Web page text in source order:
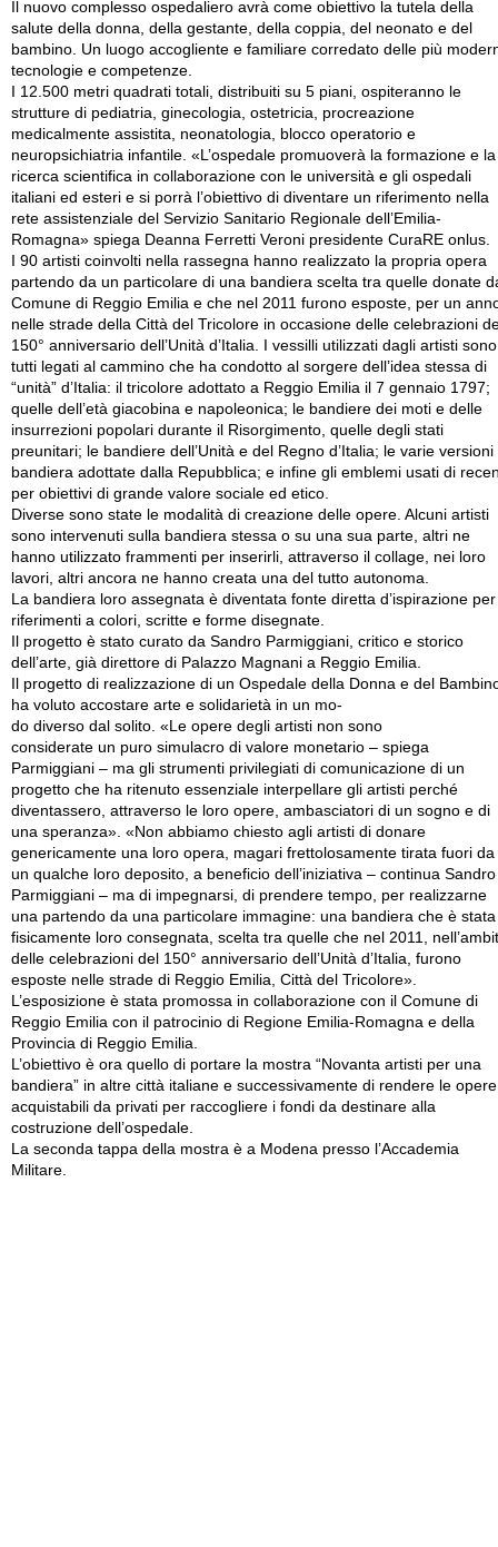
Il nuovo complesso ospedaliero avrà come obiettivo la tutela della
salute della donna, della gestante, della coppia, del neonato e del
bambino. Un luogo accogliente e familiare corredato delle più
tecnologie e competenze.
I 12.500 metri quadrati totali, distribuiti su 5 piani, ospiteranno le
strutture di pediatria, ginecologia, ostetricia, procreazione
medicalmente assistita, neonatologia, blocco operatorio e
neuropsichiatria infantile. «L’ospedale promuoverà la formazione e la
ricerca scientifica in collaborazione con le università e gli ospedali
italiani ed esteri e si porrà l’obiettivo di diventare un riferimento nella
rete assistenziale del Servizio Sanitario Regionale dell’Emilia-
Romagna» spiega Deanna Ferretti Veroni presidente CuraRE onlus.
I 90 artisti coinvolti nella rassegna hanno realizzato la propria opera
partendo da un particolare di una bandiera scelta tra quelle donate
Comune di Reggio Emilia e che nel 2011 furono esposte, per un
nelle strade della Città del Tricolore in occasione delle celebrazioni
150° anniversario dell’Unità d’Italia. I vessilli utilizzati dagli artisti sono
tutti legati al cammino che ha condotto al sorgere dell’idea stessa di
“unità” d’Italia: il tricolore adottato a Reggio Emilia il 7 gennaio 1797;
quelle dell’età giacobina e napoleonica; le bandiere dei moti e delle
insurrezioni popolari durante il Risorgimento, quelle degli stati
preunitari; le bandiere dell’Unità e del Regno d’Italia; le varie versioni
bandiera adottate dalla Repubblica; e infine gli emblemi usati di
per obiettivi di grande valore sociale ed etico.
Diverse sono state le modalità di creazione delle opere. Alcuni artisti
sono intervenuti sulla bandiera stessa o su una sua parte, altri ne
hanno utilizzato frammenti per inserirli, attraverso il collage, nei loro
lavori, altri ancora ne hanno creata una del tutto autonoma.
La bandiera loro assegnata è diventata fonte diretta d’ispirazione
riferimenti a colori, scritte e forme disegnate.
Il progetto è stato curato da Sandro Parmiggiani, critico e storico
dell’arte, già direttore di Palazzo Magnani a Reggio Emilia.
Il progetto di realiz­zazione di un Ospe­dale della Donna e del
ha voluto accostare arte e solidarietà in un mo-
do diverso dal solito. «Le opere degli artisti non sono
considerate un puro simu­lacro di valore monetario – spiega
Parmiggiani – ma gli strumenti privilegiati di comunicazione di un
progetto che ha ritenuto essenziale interpellare gli artisti perché
diventassero, attraverso le loro opere, ambasciatori di un sogno e di
una speranza». «Non abbiamo chiesto agli artisti di donare
genericamente una loro opera, magari frettolosamente tirata fuori da
un qualche loro deposito, a beneficio dell’iniziativa – continua Sandro
Parmiggiani – ma di impegnarsi, di prendere tempo, per realizzarne
una partendo da una particolare immagine: una bandiera che è stata
fisicamente loro consegnata, scelta tra quelle che nel 2011,
delle celebrazioni del 150° anniversario dell’Unità d’Italia, furono
esposte nelle strade di Reggio Emilia, Città del Tricolore».
L’esposizione è stata promossa in collaborazione con il Comune di
Reggio Emilia con il patrocinio di Regione Emilia-Romagna e della
Provincia di Reggio Emilia.
L’obiettivo è ora quello di portare la mostra “Novanta artisti per una
ban­diera” in altre città italiane e suc­cessivamente di rendere le opere
acquistabili da privati per raccogliere i fondi da destinare alla
costruzione dell’ospedale.
La seconda tappa della mostra è a Modena presso l’Accademia
Militare.